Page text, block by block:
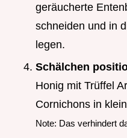
geräucherte
schneiden und in
legen.
Schälchen
Honig mit Trüffel
Cornichons in
Note: Das verhindert